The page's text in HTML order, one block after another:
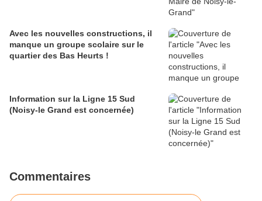
Avec les nouvelles constructions, il
manque un groupe scolaire sur le
quartier des Bas Heurts !
Information sur la Ligne 15 Sud
(Noisy-le Grand est concernée)
Commentaires